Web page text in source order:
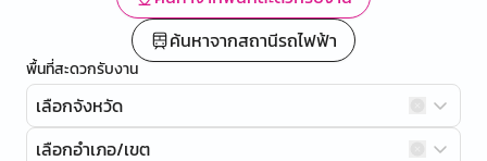
ค้นหาจากสถานีรถไฟฟ้า
พื้นที่สะดวกรับงาน
เลือกจังหวัด
เลือกอำเภอ/เขต